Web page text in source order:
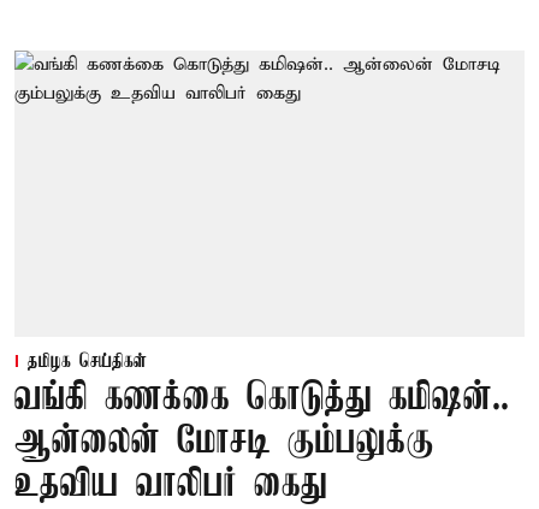
தமிழக செய்திகள்
வங்கி கணக்கை கொடுத்து கமிஷன்..
ஆன்லைன் மோசடி கும்பலுக்கு
உதவிய வாலிபர் கைது